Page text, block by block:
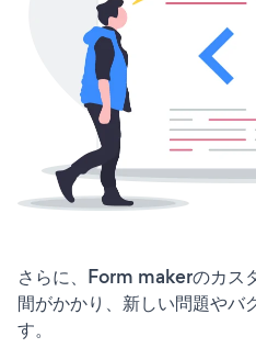
さらに、Form makerのカス
間がかかり、新しい問題やバ
す。